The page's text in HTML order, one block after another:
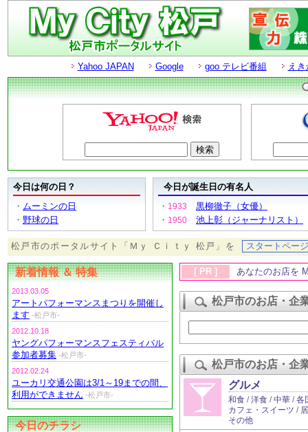
Yahoo JAPAN Google goo テレビ番組 え
今日は何の日？
・ ムーミンの日
・ 野球の日
今日が誕生日の有名人
・ 1933
黒柳徹子（女優）
・ 1950 池上彰（ジャーナリスト）
松戸市のポータルサイト「Ｍｙ Ｃｉｔｙ 松戸」を スタートペー
新着情報 ＆ 特集
2013.03.05
アートパフォーマンスまつりを開催し
ます -松戸市-
2012.10.18
ヤングパフォーマンスフェスティバル
参加者募集 -松戸市-
2012.02.24
ユーカリ交通公園は3/1～19までの間、
利用ができません -松戸市-
今日のチラシ
[ PR ] あなたのお店を
松戸市のお店・企
松戸市のお店・企
グルメ
和食 /洋食 /中華 /各
カフェ・スイーツ /
その他